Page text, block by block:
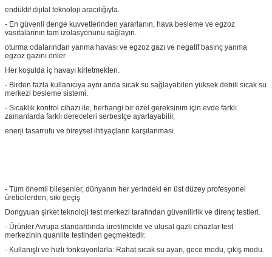
endüktif dijital teknoloji aracılığıyla.
- En güvenli denge kuvvetlerinden yararlanın, hava besleme ve egzoz
vasıtalarının tam izolasyonunu sağlayın.
oturma odalarından yanma havası ve egzoz gazı ve negatif basınç yanma
egzoz gazını önler
Her koşulda iç havayı kirletmekten.
- Birden fazla kullanıcıya aynı anda sıcak su sağlayabilen yüksek debili sıcak su
merkezi besleme sistemi.
- Sıcaklık kontrol cihazı ile, herhangi bir özel gereksinim için evde farklı
zamanlarda farklı dereceleri serbestçe ayarlayabilir,
enerji tasarrufu ve bireysel ihtiyaçların karşılanması.
- Tüm önemli bileşenler, dünyanın her yerindeki en üst düzey profesyonel
üreticilerden, sıkı geçiş
Dongyuan şirket teknoloji test merkezi tarafından güvenilirlik ve direnç testleri.
- Ürünler Avrupa standardında üretilmekte ve ulusal gazlı cihazlar test
merkezinin quanlite testinden geçmektedir.
- Kullanışlı ve hızlı fonksiyonlarla: Rahat sıcak su ayarı, gece modu, çıkış modu.